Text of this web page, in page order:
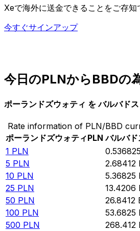
Xeで海外に送金できることをご存知
今すぐサインアップ
今日のPLNからBBDの
ポーランドズウォティ を バルバド
Rate information of PLN/BBD
ポーランドズウォティPLN バルバ
1 PLN 0.536825
5 PLN 2.68412
10 PLN 5.36825
25 PLN 13.4206
50 PLN 26.8412
100 PLN 53.6825
500 PLN 268.412